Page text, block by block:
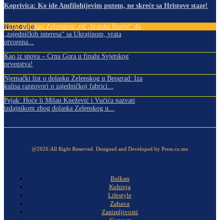
Koprivica: Ko ide Amfilohijevim putem, ne skreće sa Hristove staze!
Najnovije
Vučić dočekao Zelenskog: od „bratske Rusije“ do
„zajedničkih interesa“ sa Ukrajinom, vrata
otvorena...
Kao iz snova – Crna Gora u finalu Svjetskog
prvenstva!
Njemački list o dolasku Zelenskog u Beograd: Iza
kulisa razgovori o zajedničkoj fabrici...
Pejak: Hoće li Milan Knežević i Vučića nazvati
izdajnikom zbog dolaska Zelenskog u...
@2026.All Right Reserved. Designed and Developed by Press.co.me
Balkan
Kuhinja
Lifestyle
Zabava
Zanimljivosti